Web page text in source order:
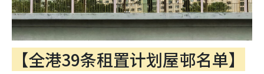
【全港39条租置计划屋邨名单】